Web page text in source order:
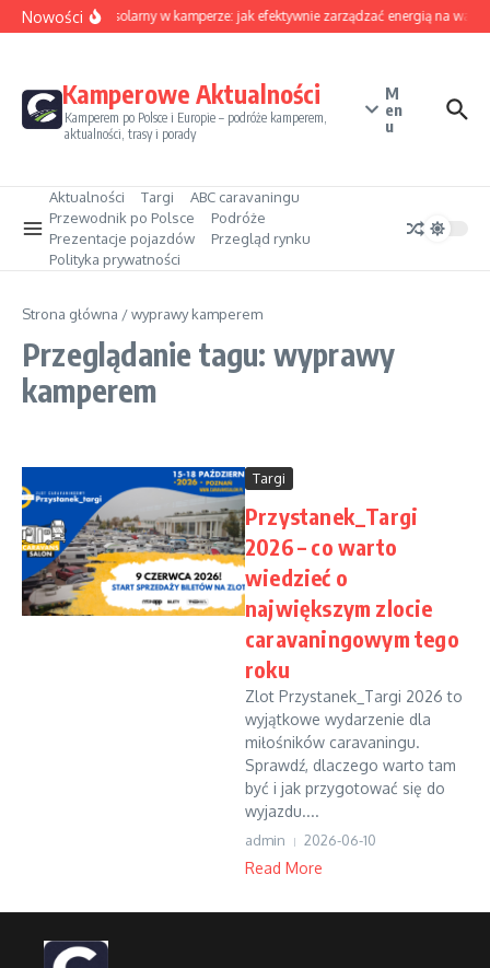
Przejdź do treści
NowościSezon solarny w kamperze: jak efektywnie zarządzać energią na
Kamperowe Aktualności
Kamperem po Polsce i Europie – podróże kamperem,
aktualności, trasy i porady
M
en
u
Aktualności Targi
ABC caravaningu
Przewodnik po Polsce
Podróże
Prezentacje pojazdów
Przegląd rynku
Polityka prywatności
Strona główna /wyprawy kamperem
Przeglądanie tagu: wyprawy
kamperem
Targi
Przystanek_Targi
2026 – co warto
wiedzieć o
największym zlocie
caravaningowym tego
roku
Zlot Przystanek_Targi 2026 to
wyjątkowe wydarzenie dla
miłośników caravaningu.
Sprawdź, dlaczego warto tam
być i jak przygotować się do
wyjazdu....
admin 2026-06-10
Read More